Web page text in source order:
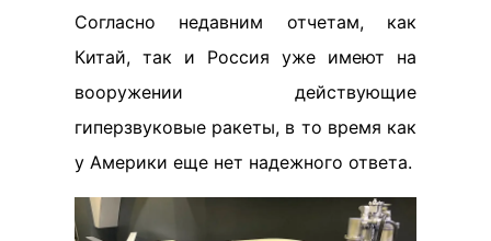
Согласно недавним отчетам, как
Китай, так и Россия уже имеют на
вооружении действующие
гиперзвуковые ракеты, в то время как
у Америки еще нет надежного ответа.